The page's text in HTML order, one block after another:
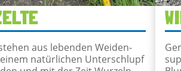
aus lebenden Weiden-
natürlichen Unterschlupf